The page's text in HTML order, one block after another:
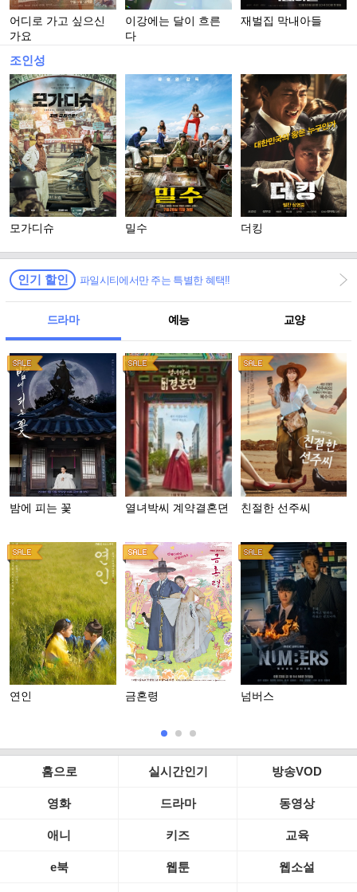
어디로 가고 싶으신
가요
이강에는 달이 흐른
다
재벌집 막내아들
조인성
모가디슈 밀수 더킹
인기 할인 파일시티에서만 주는 특별한 혜택!!
드라마 예능 교양
밤에 피는 꽃 열녀박씨 계약결혼뎐 친절한 선주씨
연인 금혼령 넘버스
홈으로 실시간인기 방송VOD
영화 드라마 동영상
애니 키즈 교육
e북 웹툰 웹소설